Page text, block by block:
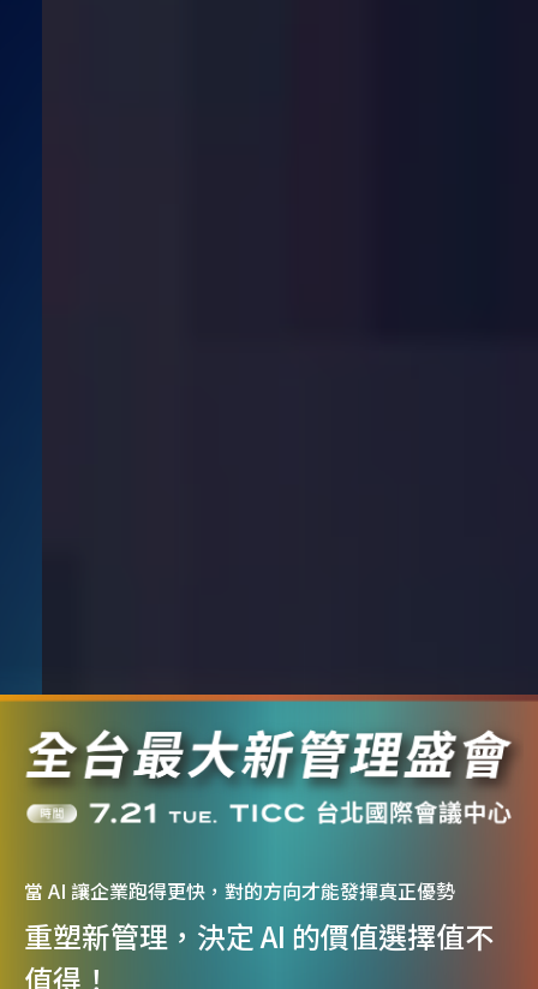
當 AI 讓企業跑得更快，對的方向才能發揮真正優勢
重塑新管理，決定 AI 的價值選擇值不
值得！